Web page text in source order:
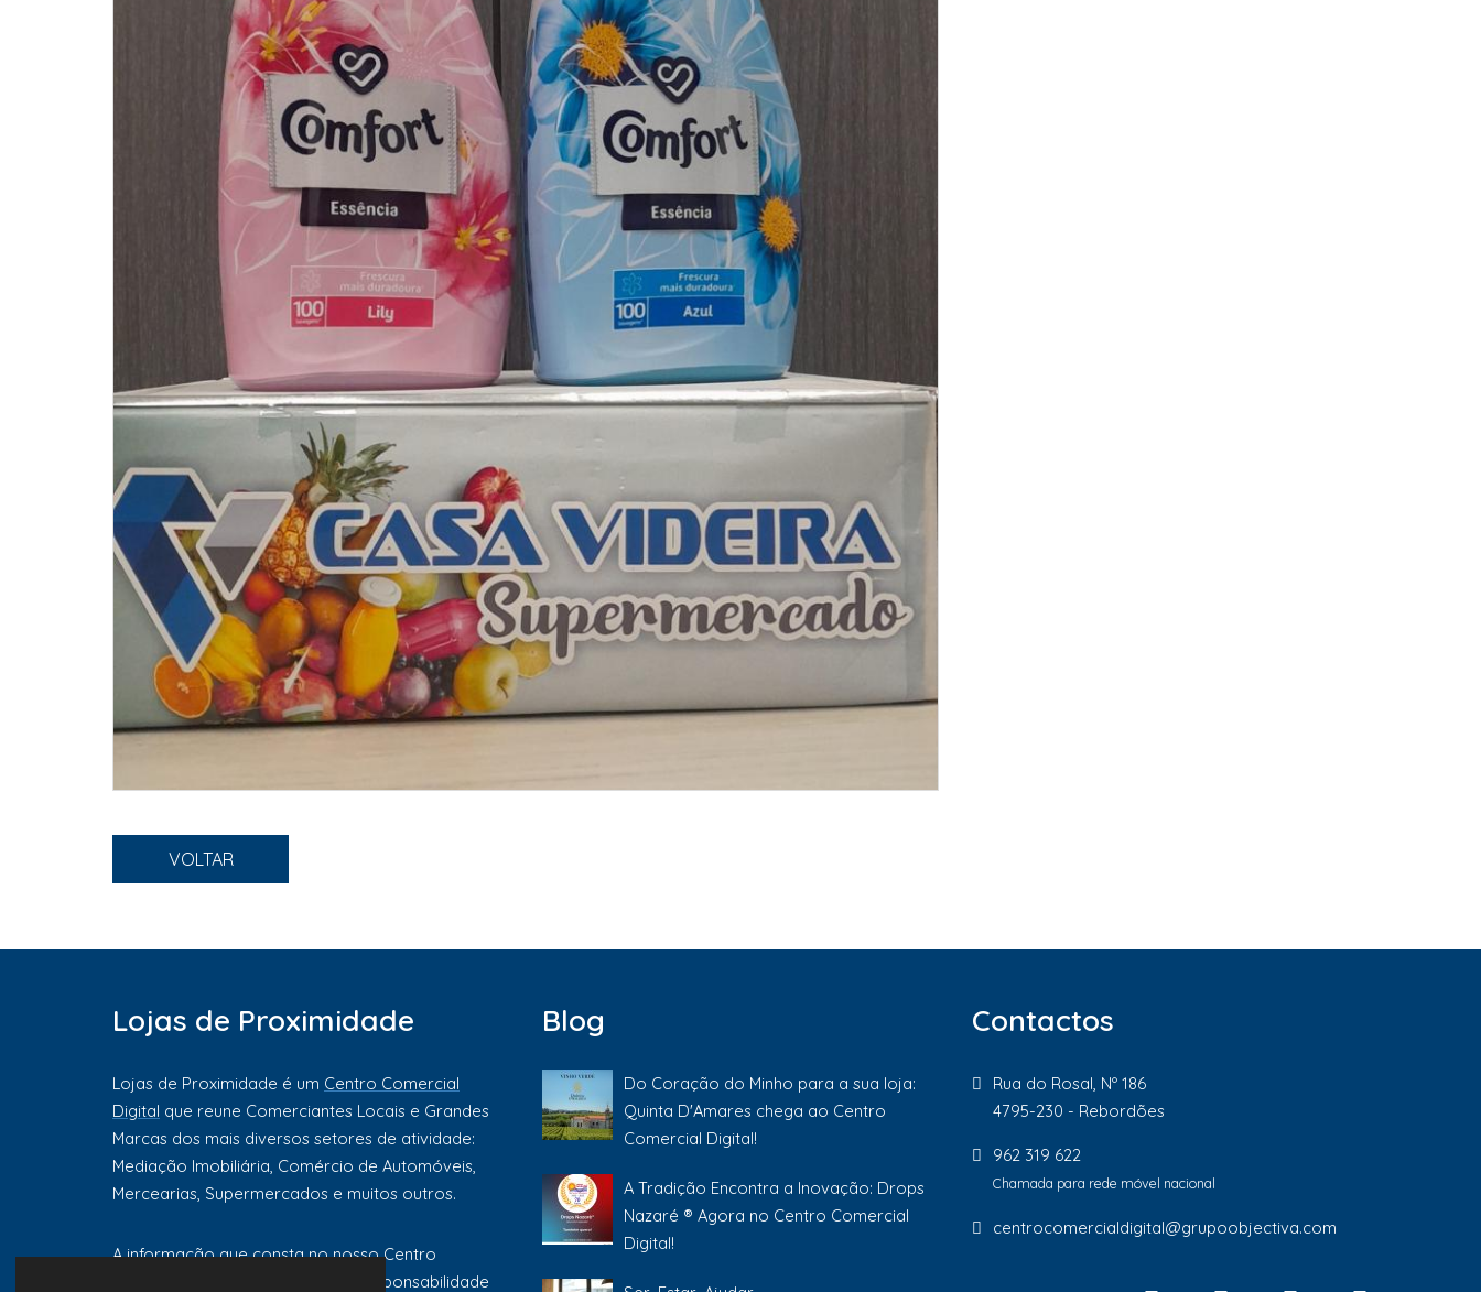
VOLTAR
Lojas de Proximidade
Lojas de Proximidade é um Centro Comercial
Digital que reune Comerciantes Locais e Grandes
Marcas dos mais diversos setores de atividade:
Mediação Imobiliária, Comércio de Automóveis,
Mercearias, Supermercados e muitos outros.
A informação que consta no nosso Centro
Comercial Digital é da exclusiva responsabilidade
Blog
Do Coração do Minho para a sua loja:
Quinta D'Amares chega ao Centro
Comercial Digital!
A Tradição Encontra a Inovação: Drops
Nazaré ® Agora no Centro Comercial
Digital!
Contactos
Rua do Rosal, Nº 186
4795-230 - Rebordões
962 319 622
Chamada para rede móvel nacional
centrocomercialdigital@grupoobjectiva.com